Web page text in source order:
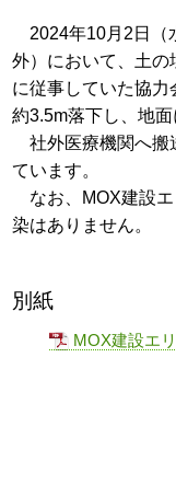
2024年10月2日（
外）において、土の
に従事していた協力
約3.5m落下し、地
社外医療機関へ搬
ています。
なお、MOX建設エ
染はありません。
別紙
MOX建設エ